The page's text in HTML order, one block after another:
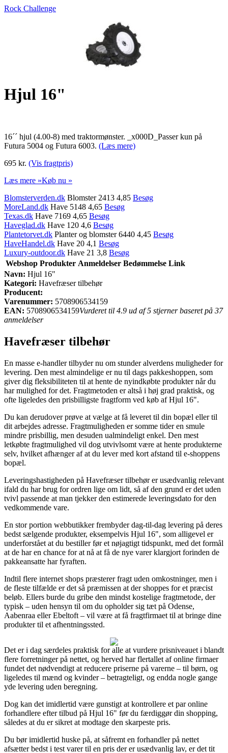
Rock Challenge
Hjul 16"
16´´ hjul (4.00-8) med traktormønster. _x000D_Passer kun på
Futura 5004 og Futura 6003. (Læs mere)
695 kr. (Vis fragtpris)
Læs mere »Køb nu »
Blomsterverden.dk Blomster 2413 4,85 Besøg
MoreLand.dk Have 5148 4,65 Besøg
Texas.dk Have 7169 4,65 Besøg
Haveglad.dk Have 120 4,6 Besøg
Plantetorvet.dk Planter og blomster 6440 4,45 Besøg
HaveHandel.dk Have 20 4,1 Besøg
Luxury-outdoor.dk Have 21 3,8 Besøg
Webshop Produkter Anmeldelser Bedømmelse Link
Navn: Hjul 16"
Kategori: Havefræser tilbehør
Producent:
Varenummer: 5708906534159
EAN: 5708906534159Vurderet til 4.9 ud af 5 stjerner baseret på 37
anmeldelser
Havefræser tilbehør
En masse e-handler tilbyder nu om stunder alverdens muligheder for
levering. Den mest almindelige er nu til dags pakkeshoppen, som
giver dig fleksibiliteten til at hente de nyindkøbte produkter når du
har mulighed for det. Fragtmetoden er altså i høj grad praktisk, og
ofte ligeledes den prisbilligste fragtform ved køb af Hjul 16".
Du kan derudover prøve at vælge at få leveret til din bopæl eller til
dit arbejdes adresse. Fragtmuligheden er somme tider en smule
mindre prisbillig, men desuden ualmindeligt enkel. Den mest
letkøbte fragtmulighed vil dog utvivlsomt være at hente produkterne
selv, hvilket afhænger af at du lever med kort afstand til e-shoppens
bopæl.
Leveringshastigheden på Havefræser tilbehør er usædvanlig relevant
ifald du har brug for ordren lige om lidt, så af den grund er det uden
tvivl passende at man tjekker den estimerede leveringsdato for den
vedkommende vare.
En stor portion webbutikker frembyder dag-til-dag levering på deres
bedst sælgende produkter, eksempelvis Hjul 16", som alligevel er
underforstået at du bestiller før et nøjagtigt tidspunkt, med det formål
at de har en chance for at nå at få de nye varer klargjort forinden de
pakkeansatte har fyraften.
Indtil flere internet shops præsterer fragt uden omkostninger, men i
de fleste tilfælde er det så præmissen at der shoppes for et præcist
beløb. Ellers burde du gribe den mindst kostelige fragtmetode, der
typisk – uden hensyn til om du opholder sig tæt på Odense,
Aabenraa eller Ebeltoft – vil være at få fragtfirmaet til at bringe dine
produkter til et afhentningssted.
Det er i dag særdeles praktisk for alle at vurdere prisniveauet i blandt
flere forretninger på nettet, og herved har flertallet af online firmaer
fundet det nødvendigt at reducere priserne på varerne – til børn, og
ligeledes til mænd og kvinder – betragteligt, og endda nogle gange
yde levering uden beregning.
Dog kan det imidlertid være gunstigt at kontrollere et par online
forhandlere efter tilbud på Hjul 16" før du færdiggør din shopping,
således at du er sikret at modtage den skarpeste pris.
Du bør imidlertid huske på, at såfremt en forhandler på nettet
afsætter bedst i test varer til en pris der er usædvanlig lav, er det tit